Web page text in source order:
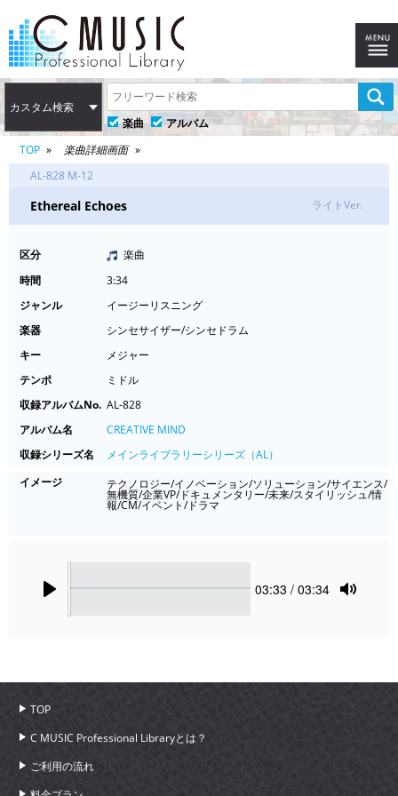
カスタム検索
楽曲
アルバム
TOP
楽曲詳細画面
AL-828 M-12
Ethereal Echoes ライトVer.
区分
楽曲
時間
3:34
ジャンル
イージーリスニング
楽器
シンセサイザー/シンセドラム
キー
メジャー
テンポ
ミドル
収録アルバムNo. AL-828
アルバム名
CREATIVE MIND
収録シリーズ名
メインライブラリーシリーズ（AL）
イメージ
テクノロジー/イノベーション/ソリューション/サイエンス/
無機質/企業VP/ドキュメンタリー/未来/スタイリッシュ/情
報/CM/イベント/ドラマ
Current
03:33 / 03:34
TOP
C MUSIC Professional Libraryとは？
ご利用の流れ